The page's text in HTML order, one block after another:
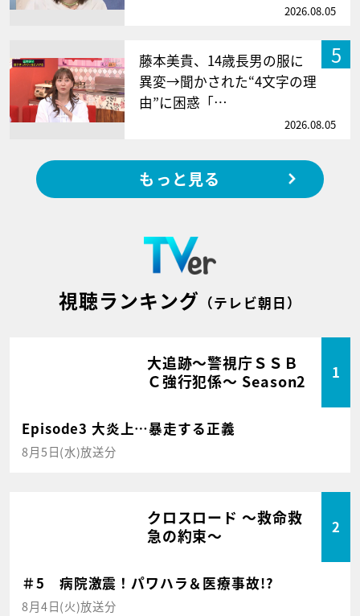
2026.08.05
5
藤本美貴、14歳長男の服に
異変→聞かされた“4文字の理
由”に困惑「…
2026.08.05
もっと見る
視聴ランキング （テレビ朝日）
大追跡～警視庁ＳＳＢ
Ｃ強行犯係～ Season2
1
Episode3 大炎上…暴走する正義
8月5日(水)放送分
クロスロード ～救命救
急の約束～
2
＃5 病院激震！パワハラ＆医療事故!?
8月4日(火)放送分